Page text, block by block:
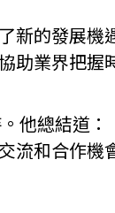
的發展
業界把握
總結道
和合作